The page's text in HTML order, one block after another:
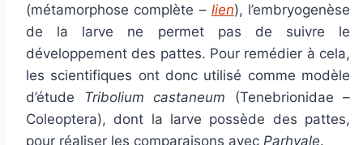
(métamorphose complète – lien), l’embryogenèse
de la larve ne permet pas de suivre le
développement des pattes. Pour remédier à cela,
les scientifiques ont donc utilisé comme modèle
d’étude
Tribolium castaneum (Tenebrionidae –
Coleoptera), dont la larve possède des pattes,
pour réaliser les comparaisons avec Parhyale.